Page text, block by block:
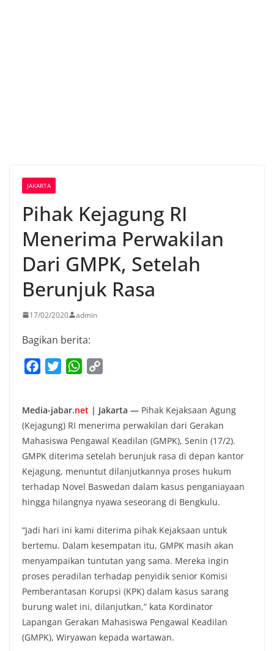
JAKARTA
Pihak Kejagung RI
Menerima Perwakilan
Dari GMPK, Setelah
Berunjuk Rasa
17/02/2020 admin
Bagikan berita:
e
b
o
o
k
t
t
e
r
W
t
s
A
p
p
y
L
i
n
k
Media-jabar.net | Jakarta — Pihak Kejaksaan Agung
(Kejagung) RI menerima perwakilan dari Gerakan
Mahasiswa Pengawal Keadilan (GMPK), Senin (17/2).
GMPK diterima setelah berunjuk rasa di depan kantor
Kejagung, menuntut dilanjutkannya proses hukum
terhadap Novel Baswedan dalam kasus penganiayaan
hingga hilangnya nyawa seseorang di Bengkulu.
“Jadi hari ini kami diterima pihak Kejaksaan untuk
bertemu. Dalam kesempatan itu, GMPK masih akan
menyampaikan tuntutan yang sama. Mereka ingin
proses peradilan terhadap penyidik senior Komisi
Pemberantasan Korupsi (KPK) dalam kasus sarang
burung walet ini, dilanjutkan,” kata Kordinator
Lapangan Gerakan Mahasiswa Pengawal Keadilan
(GMPK), Wiryawan kepada wartawan.